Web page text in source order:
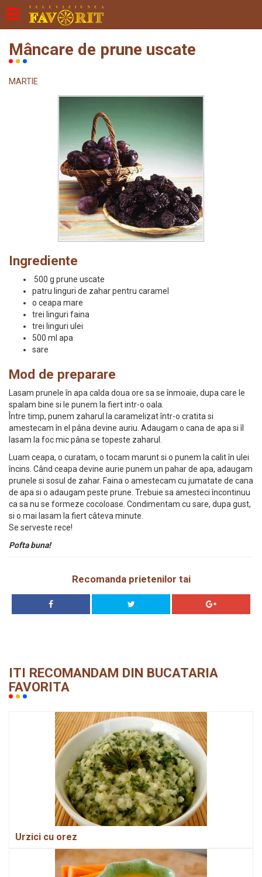
Mâncare de prune uscate
MARTIE
Ingrediente
500 g prune uscate
patru linguri de zahar pentru caramel
o ceapa mare
trei linguri faina
trei linguri ulei
500 ml apa
sare
Mod de preparare
Lasam prunele în apa calda doua ore sa se înmoaie, dupa care le
spalam bine si le punem la fiert intr-o oala.
Între timp, punem zaharul la caramelizat într-o cratita si
amestecam în el pâna devine auriu. Adaugam o cana de apa si îl
lasam la foc mic pâna se topeste zaharul.
Luam ceapa, o curatam, o tocam marunt si o punem la calit în ulei
încins. Când ceapa devine aurie punem un pahar de apa, adaugam
prunele si sosul de zahar. Faina o amestecam cu jumatate de cana
de apa si o adaugam peste prune. Trebuie sa amesteci încontinuu
ca sa nu se formeze cocoloase. Condimentam cu sare, dupa gust,
si o mai lasam la fiert câteva minute.
Se serveste rece!
Pofta buna!
Recomanda prietenilor tai
ITI RECOMANDAM DIN BUCATARIA
FAVORITA
Urzici cu orez